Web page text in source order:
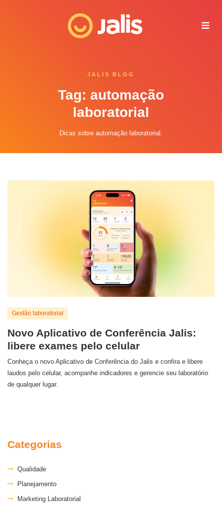
JALIS BLOG
Tag: automação
laboratorial
Dicas sobre automação laboratorial.
Gestão laboratorial
Novo Aplicativo de Conferência Jalis:
libere exames pelo celular
Conheça o novo Aplicativo de Conferência do Jalis e confira e libere
laudos pelo celular, acompanhe indicadores e gerencie seu laboratório
de qualquer lugar.
Categorias
Qualidade
Planejamento
Marketing Laboratorial
Juliana - Jalis